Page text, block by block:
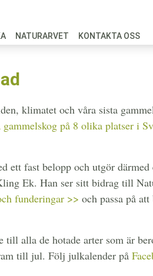
NATURARVET KONTAKTA OSS
klimatet och våra sista
gammelskog på 8 olika platser i
ett fast belopp och utgör därmed
Ek. Han ser sitt bidrag till
funderingar >> och passa på
alla de hotade arter som är
till jul. Följ julkalender på